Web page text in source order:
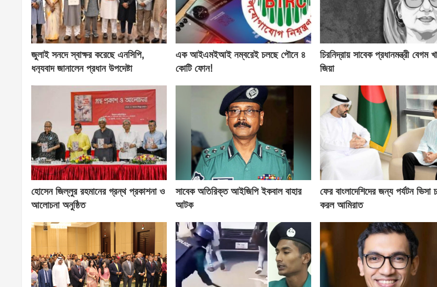
জুলাই সনদে স্বাক্ষর করেছে এনসিপি,
ধন‍্যবাদ জানালেন প্রধান উপদেষ্টা
এক আইএমইআই নম্বরেই চলছে পৌনে ৪
কোটি ফোন!
চিরনিদ্রায় সাবেক প্রধানমন্ত্রী বেগম
জিয়া
হোসেন জিল্লুর রহমানের গ্রন্থ প্রকাশনা ও
আলোচনা অনুষ্ঠিত
সাবেক অতিরিক্ত আইজিপি ইকবাল বাহার
আটক
ফের বাংলাদেশিদের জন্য পর্যটন ভিসা
করল আমিরাত